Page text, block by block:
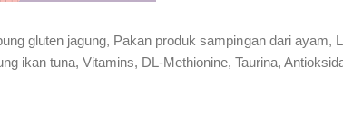
gluten jagung, Pakan produk sampingan dari ayam,
ikan tuna, Vitamins, DL-Methionine, Taurina,